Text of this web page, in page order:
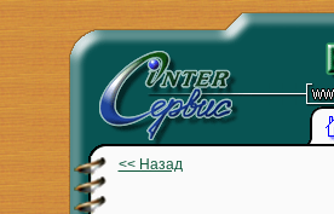
<< Назад